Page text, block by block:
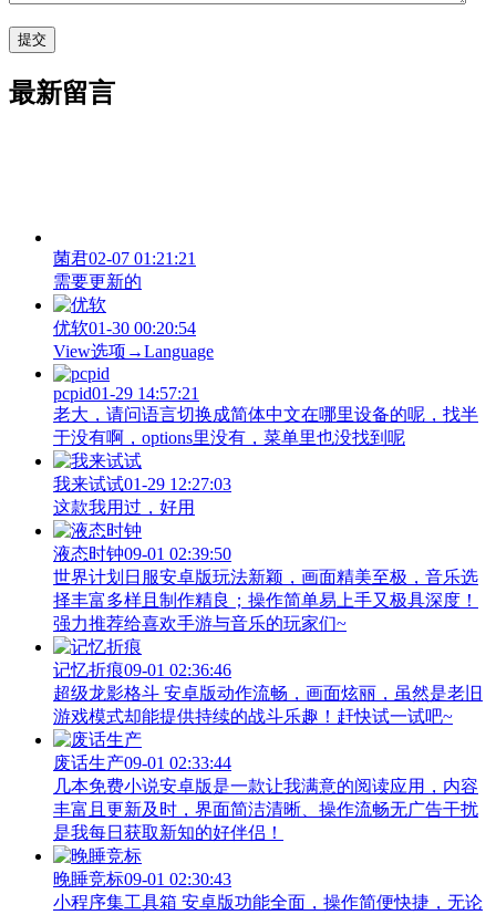
最新留言
菌君02-07 01:21:21
需要更新的
优软01-30 00:20:54
View‌选项→Language
pcpid01-29 14:57:21
老大，请问语言切换成简体中文在哪里设备的呢，找半
于没有啊，options里没有，菜单里也没找到呢
我来试试01-29 12:27:03
这款我用过，好用
液态时钟09-01 02:39:50
世界计划日服安卓版玩法新颖，画面精美至极，音乐选
择丰富多样且制作精良；操作简单易上手又极具深度！
强力推荐给喜欢手游与音乐的玩家们~
记忆折痕09-01 02:36:46
超级龙影格斗 安卓版动作流畅，画面炫丽，虽然是老旧
游戏模式却能提供持续的战斗乐趣！赶快试一试吧~
废话生产09-01 02:33:44
几本免费小说安卓版是一款让我满意的阅读应用，内容
丰富且更新及时，界面简洁清晰、操作流畅无广告干扰
是我每日获取新知的好伴侣！
晚睡竞标09-01 02:30:43
小程序集工具箱 安卓版功能全面，操作简便快捷，无论